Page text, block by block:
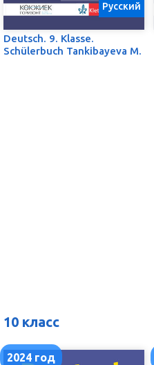
Deutsch. 9. Klasse.
Schülerbuch Tankibayeva M.
Русский
10 класс
2024 год